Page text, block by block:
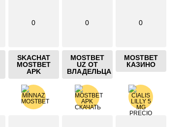
0
SKACHAT
MOSTBET
APK
0
MOSTBET
UZ ОТ
ВЛАДЕЛЬЦА
0
MOSTBET
КАЗИНО